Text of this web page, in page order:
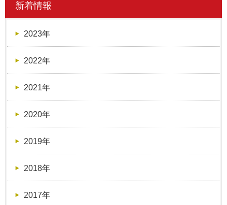
新着情報
2023年
2022年
2021年
2020年
2019年
2018年
2017年